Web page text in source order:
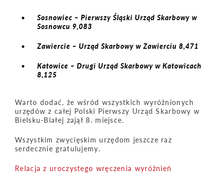
Sosnowiec – Pierwszy Śląski Urząd Skarbowy w
Sosnowcu 9,083
Zawiercie – Urząd Skarbowy w Zawierciu 8,471
Katowice – Drugi Urząd Skarbowy w Katowicach
8,125
Warto dodać, że wśród wszystkich wyróżnionych
urzędów z całej Polski Pierwszy Urząd Skarbowy w
Bielsku-Białej zajął 8. miejsce.
Wszystkim zwycięskim urzędom jeszcze raz
serdecznie gratulujemy.
Relacja z uroczystego wręczenia wyróżnień